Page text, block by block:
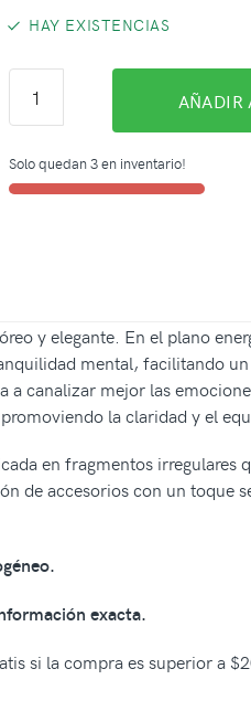
HAY EXISTENCIAS
AÑADIR
Solo quedan 3 en inventario!
y elegante. En el plano
mental, facilitando
canalizar mejor las
la claridad y el
en fragmentos irregulares
de accesorios con un toque
exacta.
si la compra es superior a